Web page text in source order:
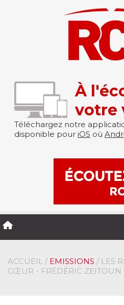
À
votre
Téléchargez notre
disponible pour iOS où
ACCUEIL / EMISSIONS / LES
CŒUR - FRÉDÉRIC ZEITOUN